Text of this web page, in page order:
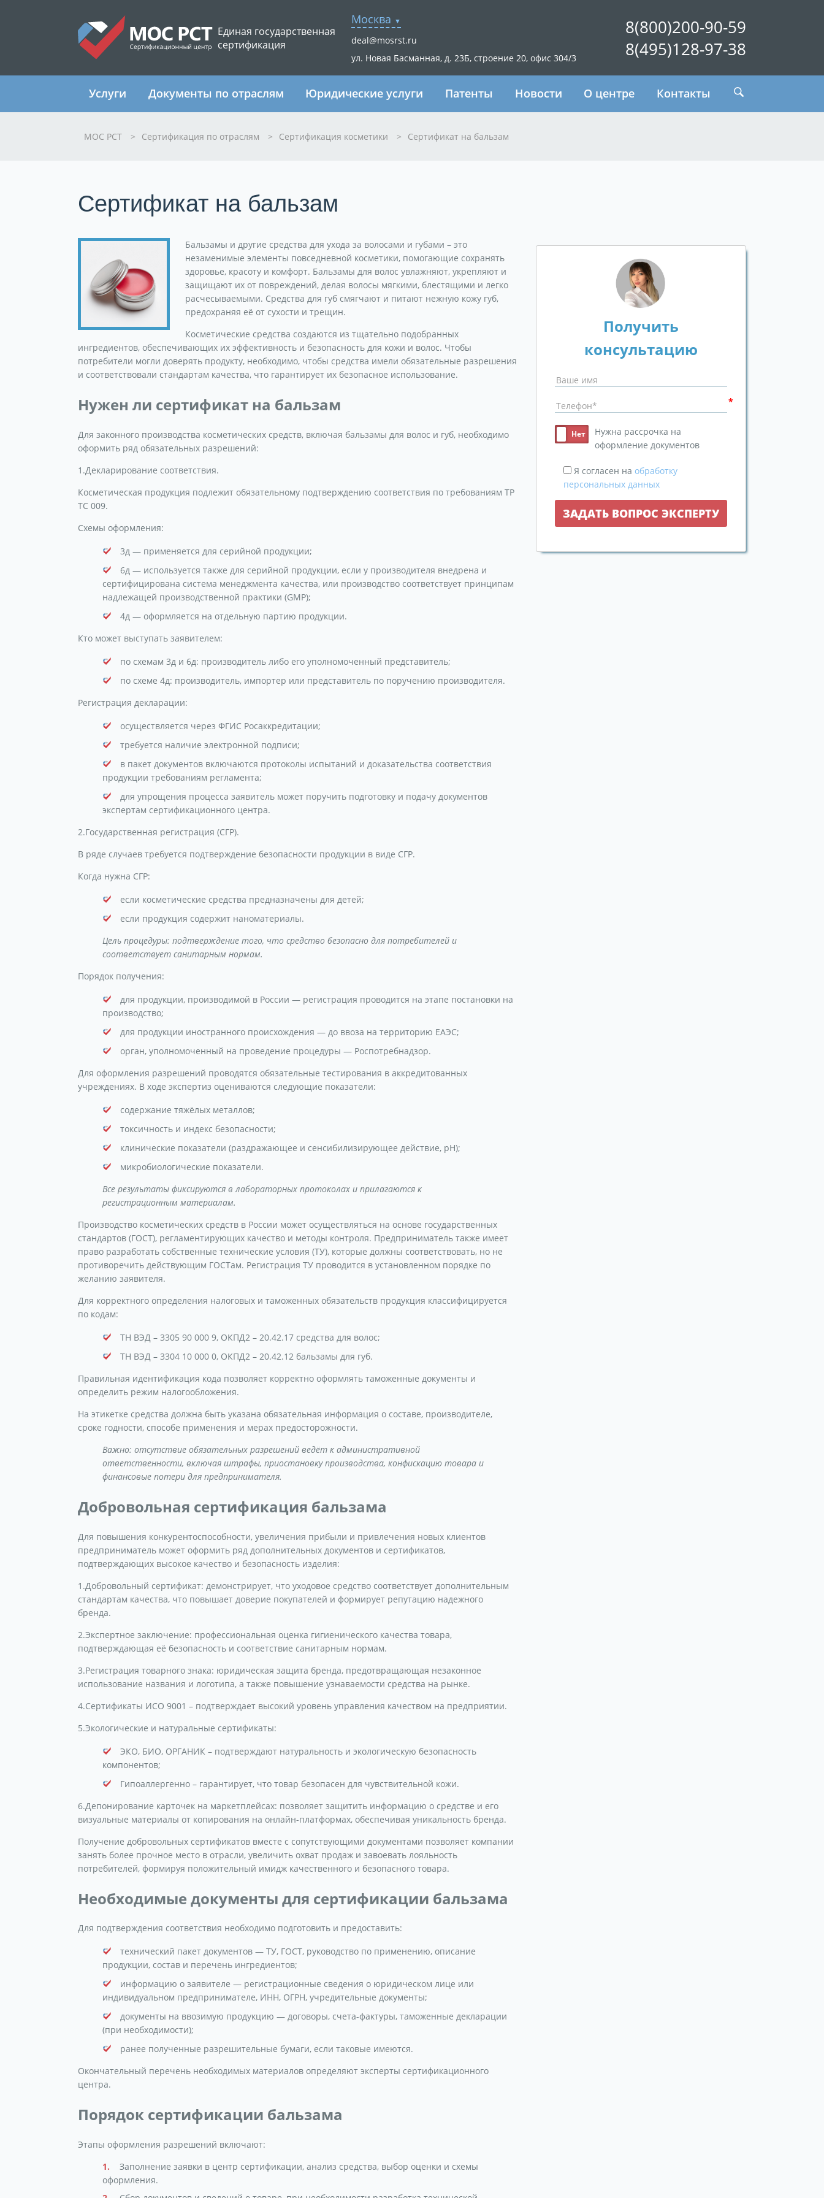
Единая государственная
сертификация
Москва
deal@mosrst.ru
ул. Новая Басманная, д. 23Б, строение 20, офис 304/3
8(800)200-90-59
8(495)128-97-38
Услуги Документы по отраслям Юридические услуги Патенты Новости О центре Контакты
МОС РСТ > Сертификация по отраслям > Сертификация косметики > Сертификат на бальзам
Сертификат на бальзам
Бальзамы и другие средства для ухода за волосами и губами – это
незаменимые элементы повседневной косметики, помогающие сохранять
здоровье, красоту и комфорт. Бальзамы для волос увлажняют, укрепляют и
защищают их от повреждений, делая волосы мягкими, блестящими и легко
расчесываемыми. Средства для губ смягчают и питают нежную кожу губ,
предохраняя её от сухости и трещин.
Косметические средства создаются из тщательно подобранных
ингредиентов, обеспечивающих их эффективность и безопасность для кожи и волос. Чтобы
потребители могли доверять продукту, необходимо, чтобы средства имели обязательные разрешения
и соответствовали стандартам качества, что гарантирует их безопасное использование.
Нужен ли сертификат на бальзам
Для законного производства косметических средств, включая бальзамы для волос и губ, необходимо
оформить ряд обязательных разрешений:
1.Декларирование соответствия.
Косметическая продукция подлежит обязательному подтверждению соответствия по требованиям ТР
ТС 009.
Схемы оформления:
3д — применяется для серийной продукции;
6д — используется также для серийной продукции, если у производителя внедрена и
сертифицирована система менеджмента качества, или производство соответствует принципам
надлежащей производственной практики (GMP);
4д — оформляется на отдельную партию продукции.
Кто может выступать заявителем:
по схемам 3д и 6д: производитель либо его уполномоченный представитель;
по схеме 4д: производитель, импортер или представитель по поручению производителя.
Регистрация декларации:
осуществляется через ФГИС Росаккредитации;
требуется наличие электронной подписи;
в пакет документов включаются протоколы испытаний и доказательства соответствия
продукции требованиям регламента;
для упрощения процесса заявитель может поручить подготовку и подачу документов
экспертам сертификационного центра.
2.Государственная регистрация (СГР).
В ряде случаев требуется подтверждение безопасности продукции в виде СГР.
Когда нужна СГР:
если косметические средства предназначены для детей;
если продукция содержит наноматериалы.
Цель процедуры: подтверждение того, что средство безопасно для потребителей и
соответствует санитарным нормам.
Порядок получения:
для продукции, производимой в России — регистрация проводится на этапе постановки на
производство;
для продукции иностранного происхождения — до ввоза на территорию ЕАЭС;
орган, уполномоченный на проведение процедуры — Роспотребнадзор.
Для оформления разрешений проводятся обязательные тестирования в аккредитованных
учреждениях. В ходе экспертиз оцениваются следующие показатели:
содержание тяжёлых металлов;
токсичность и индекс безопасности;
клинические показатели (раздражающее и сенсибилизирующее действие, рН);
микробиологические показатели.
Все результаты фиксируются в лабораторных протоколах и прилагаются к
регистрационным материалам.
Производство косметических средств в России может осуществляться на основе государственных
стандартов (ГОСТ), регламентирующих качество и методы контроля. Предприниматель также имеет
право разработать собственные технические условия (ТУ), которые должны соответствовать, но не
противоречить действующим ГОСТам. Регистрация ТУ проводится в установленном порядке по
желанию заявителя.
Для корректного определения налоговых и таможенных обязательств продукция классифицируется
по кодам:
ТН ВЭД – 3305 90 000 9, ОКПД2 – 20.42.17 средства для волос;
ТН ВЭД – 3304 10 000 0, ОКПД2 – 20.42.12 бальзамы для губ.
Правильная идентификация кода позволяет корректно оформлять таможенные документы и
определить режим налогообложения.
На этикетке средства должна быть указана обязательная информация о составе, производителе,
сроке годности, способе применения и мерах предосторожности.
Важно: отсутствие обязательных разрешений ведёт к административной
ответственности, включая штрафы, приостановку производства, конфискацию товара и
финансовые потери для предпринимателя.
Добровольная сертификация бальзама
Для повышения конкурентоспособности, увеличения прибыли и привлечения новых клиентов
предприниматель может оформить ряд дополнительных документов и сертификатов,
подтверждающих высокое качество и безопасность изделия:
1.Добровольный сертификат: демонстрирует, что уходовое средство соответствует дополнительным
стандартам качества, что повышает доверие покупателей и формирует репутацию надежного
бренда.
2.Экспертное заключение: профессиональная оценка гигиенического качества товара,
подтверждающая её безопасность и соответствие санитарным нормам.
3.Регистрация товарного знака: юридическая защита бренда, предотвращающая незаконное
использование названия и логотипа, а также повышение узнаваемости средства на рынке.
4.Сертификаты ИСО 9001 – подтверждает высокий уровень управления качеством на предприятии.
5.Экологические и натуральные сертификаты:
ЭКО, БИО, ОРГАНИК – подтверждают натуральность и экологическую безопасность
компонентов;
Гипоаллергенно – гарантирует, что товар безопасен для чувствительной кожи.
6.Депонирование карточек на маркетплейсах: позволяет защитить информацию о средстве и его
визуальные материалы от копирования на онлайн-платформах, обеспечивая уникальность бренда.
Получение добровольных сертификатов вместе с сопутствующими документами позволяет компании
занять более прочное место в отрасли, увеличить охват продаж и завоевать лояльность
потребителей, формируя положительный имидж качественного и безопасного товара.
Необходимые документы для сертификации бальзама
Для подтверждения соответствия необходимо подготовить и предоставить:
технический пакет документов — ТУ, ГОСТ, руководство по применению, описание
продукции, состав и перечень ингредиентов;
информацию о заявителе — регистрационные сведения о юридическом лице или
индивидуальном предпринимателе, ИНН, ОГРН, учредительные документы;
документы на ввозимую продукцию — договоры, счета-фактуры, таможенные декларации
(при необходимости);
ранее полученные разрешительные бумаги, если таковые имеются.
Окончательный перечень необходимых материалов определяют эксперты сертификационного
центра.
Порядок сертификации бальзама
Этапы оформления разрешений включают:
Заполнение заявки в центр сертификации, анализ средства, выбор оценки и схемы
оформления.
Получить
консультацию
Нужна рассрочка на
оформление документов
Я согласен на обработку
персональных данных